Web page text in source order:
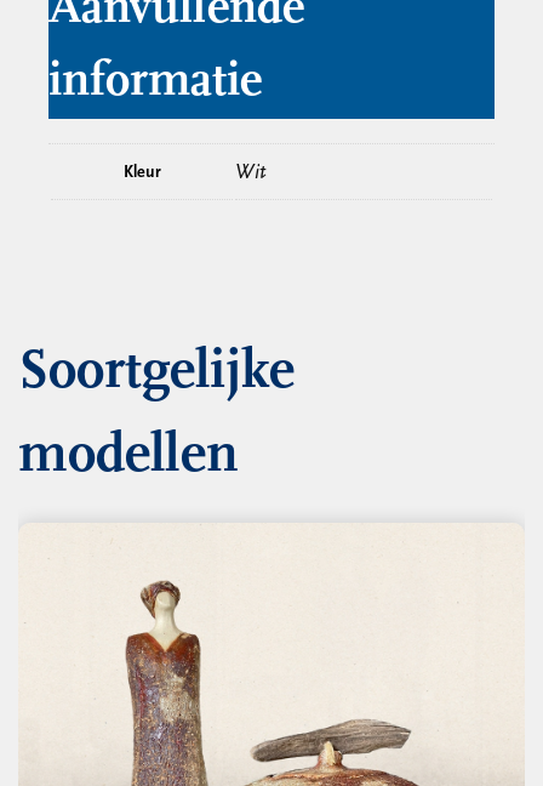
Aanvullende
informatie
Kleur Wit
Soortgelijke
modellen